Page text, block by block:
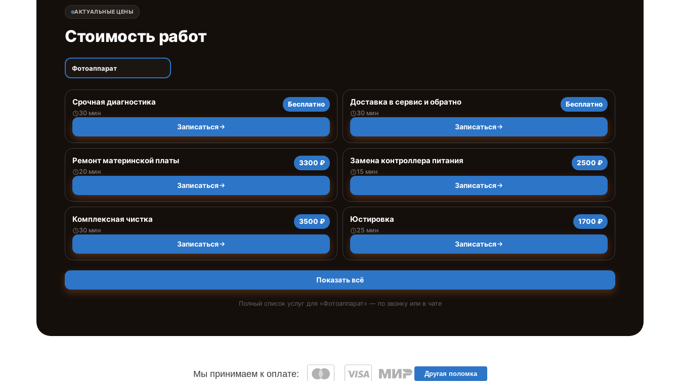
АКТУАЛЬНЫЕ ЦЕНЫ
Стоимость работ
Фотоаппарат
Срочная диагностика
30 мин
Бесплатно
Записаться
Доставка в сервис и обратно
30 мин
Бесплатно
Записаться
Ремонт материнской платы
20 мин
3300 ₽
Записаться
Замена контроллера питания
15 мин
2500 ₽
Записаться
Комплексная чистка
30 мин
3500 ₽
Записаться
Юстировка
25 мин
1700 ₽
Записаться
Показать всё
Полный список услуг для «Фотоаппарат» — по звонку или в чате
Мы принимаем к оплате: Другая поломка